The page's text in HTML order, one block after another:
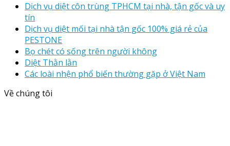
Dịch vụ diệt côn trùng TPHCM tại nhà, tận gốc và uy
tín
Dịch vụ diệt mối tại nhà tận gốc 100% giá rẻ của
PESTONE
Bọ chét có sống trên người không
Diệt Thằn lằn
Các loài nhện phổ biến thường gặp ở Việt Nam
Về chúng tôi